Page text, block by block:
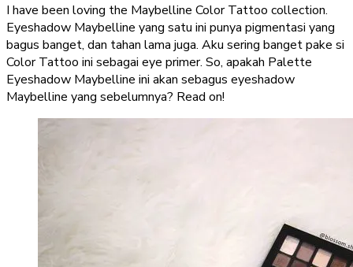
I have been loving the Maybelline Color Tattoo collection.
Eyeshadow Maybelline yang satu ini punya pigmentasi yang
bagus banget, dan tahan lama juga. Aku sering banget pake si
Color Tattoo ini sebagai eye primer. So, apakah Palette
Eyeshadow Maybelline ini akan sebagus eyeshadow
Maybelline yang sebelumnya? Read on!